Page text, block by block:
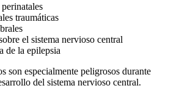
traumáticas
el sistema nervioso central
de la epilepsia
son especialmente peligrosos durante
del sistema nervioso central.